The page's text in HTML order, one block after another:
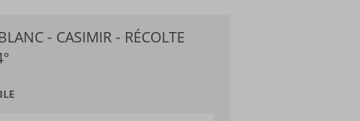
- CASIMIR - RÉCOLTE